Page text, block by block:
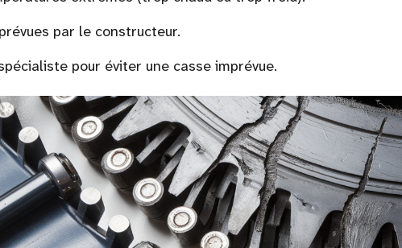
par le constructeur.
pour éviter une casse imprévue.